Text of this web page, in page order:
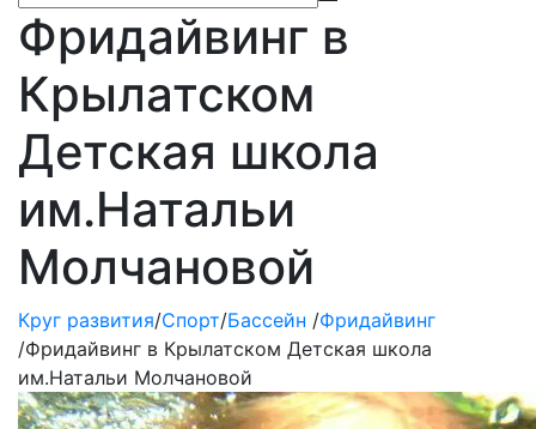
Фридайвинг в
Крылатском
Детская школа
им.Натальи
Молчановой
Круг развития/Спорт/Бассейн /Фридайвинг
/Фридайвинг в Крылатском Детская школа
им.Натальи Молчановой